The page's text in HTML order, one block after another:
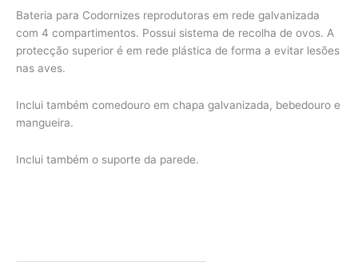
Bateria para Codornizes reprodutoras em rede galvanizada
com 4 compartimentos. Possui sistema de recolha de ovos. A
protecção superior é em rede plástica de forma a evitar lesões
nas aves.
Inclui também comedouro em chapa galvanizada, bebedouro e
mangueira.
Inclui também o suporte da parede.
da
parede